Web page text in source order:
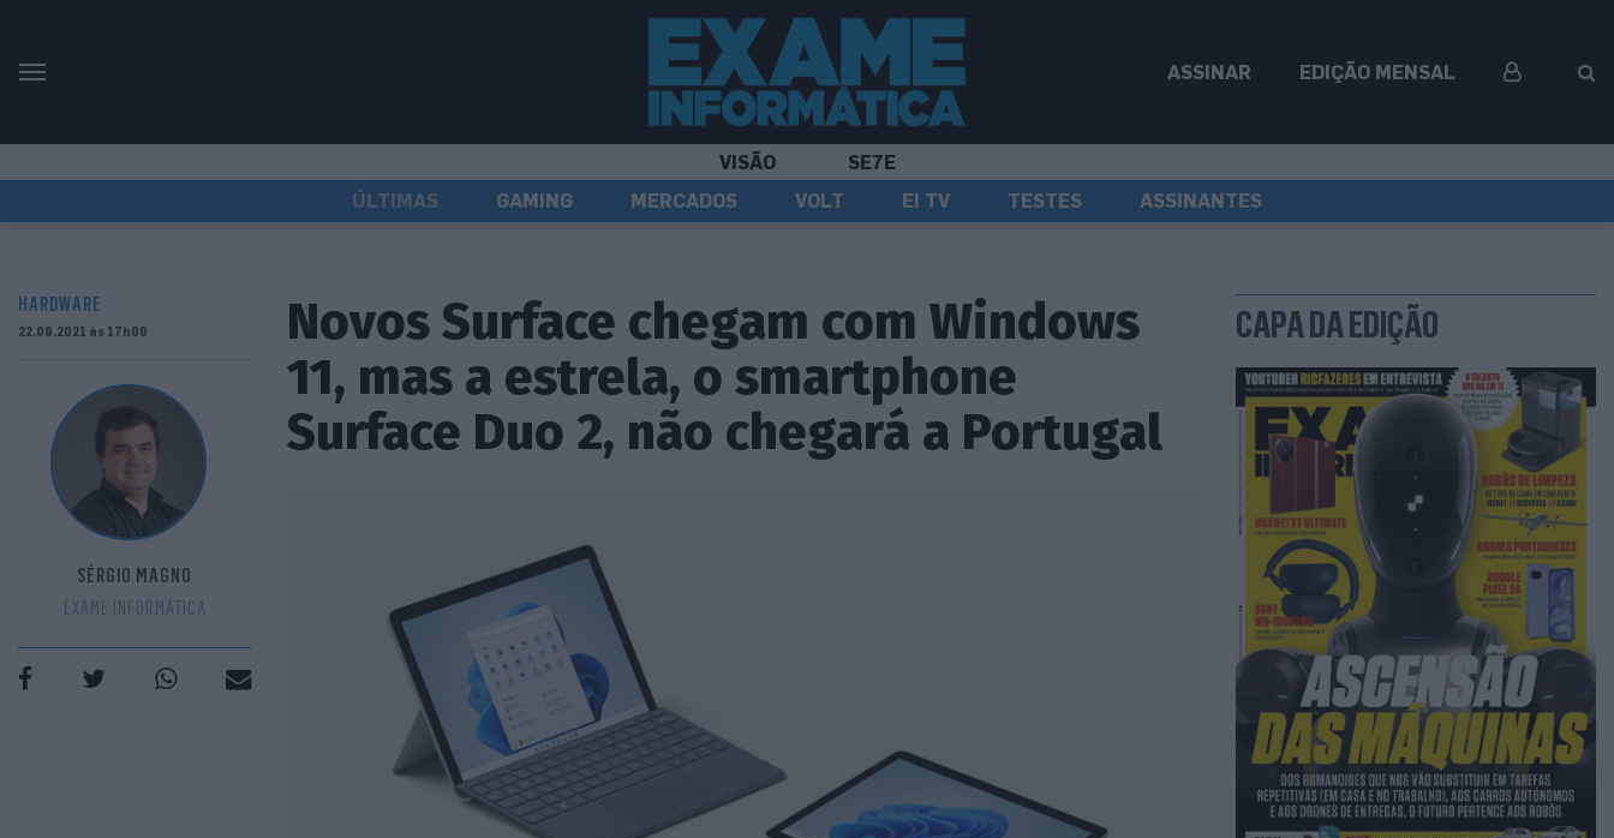
ASSINAR EDIÇÃO MENSAL
VISÃO
SE7E
ÚLTIMAS
GAMING MERCADOS VOLT EI TV TESTES ASSINANTES
HARDWARE
22.09.2021 às 17h00
SÉRGIO MAGNO
EXAME INFORMÁTICA
Novos Surface chegam com Windows
11, mas a estrela, o smartphone
Surface Duo 2, não chegará a Portugal
CAPA DA EDIÇÃO